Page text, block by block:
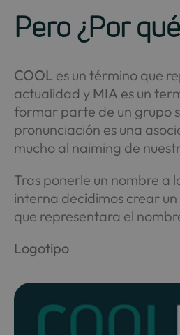
Pero ¿Por
COOLes un término que
actualidad y MIA es un
formar parte de un grupo
pronunciación es una
mucho al naiming de
Tras ponerle un nombre a
interna decidimos crear
que representara el